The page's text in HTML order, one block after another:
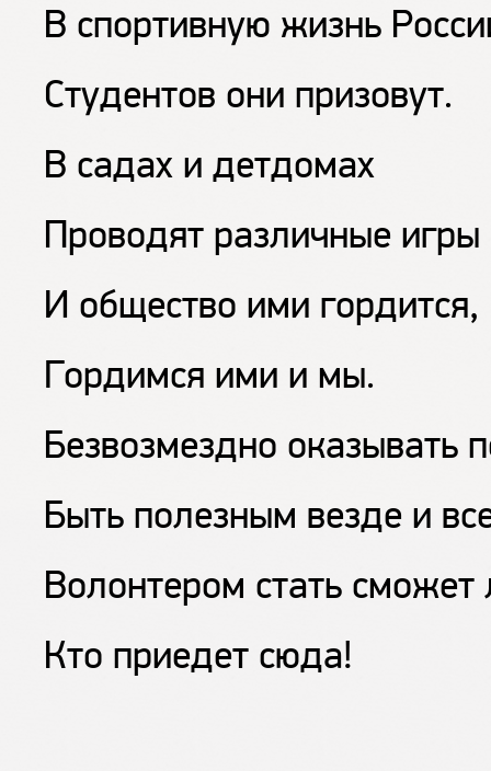
В спортивную жизнь
Студентов они призовут.
В садах и детдомах
Проводят различные игры
И общество ими гордится,
Гордимся ими и мы.
Безвозмездно оказывать
Быть полезным везде и
Волонтером стать
Кто приедет сюда!